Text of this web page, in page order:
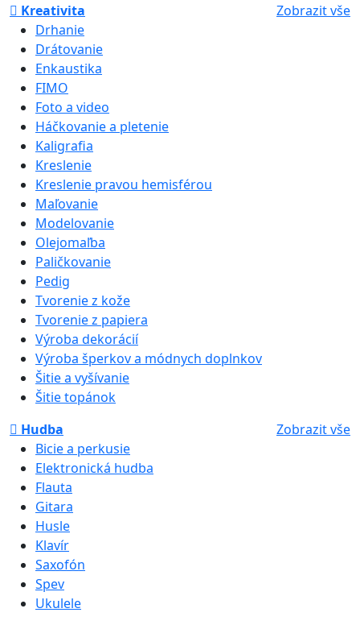
Kreativita
Zobrazit vše
Drhanie
Drátovanie
Enkaustika
FIMO
Foto a video
Háčkovanie a pletenie
Kaligrafia
Kreslenie
Kreslenie pravou hemisférou
Maľovanie
Modelovanie
Olejomaľba
Paličkovanie
Pedig
Tvorenie z kože
Tvorenie z papiera
Výroba dekorácií
Výroba šperkov a módnych doplnkov
Šitie a vyšívanie
Šitie topánok
Hudba
Zobrazit vše
Bicie a perkusie
Elektronická hudba
Flauta
Gitara
Husle
Klavír
Saxofón
Spev
Ukulele